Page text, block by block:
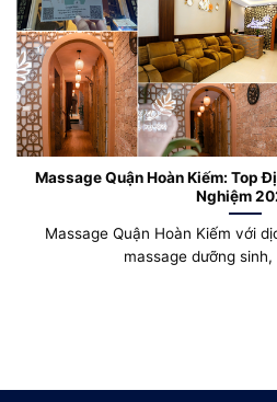
Massage Quận Hoàn Kiếm: Top
Nghiệm
Massage Quận Hoàn Kiếm với
massage dưỡng